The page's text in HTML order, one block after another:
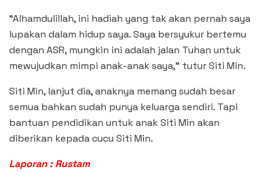
“Alhamdulillah, ini hadiah yang tak akan pernah saya
lupakan dalam hidup saya. Saya bersyukur bertemu
dengan ASR, mungkin ini adalah jalan Tuhan untuk
mewujudkan mimpi anak-anak saya,” tutur Siti Min.
Siti Min, lanjut dia, anaknya memang sudah besar
semua bahkan sudah punya keluarga sendiri. Tapi
bantuan pendidikan untuk anak Siti Min akan
diberikan kepada cucu Siti Min.
Laporan : Rustam